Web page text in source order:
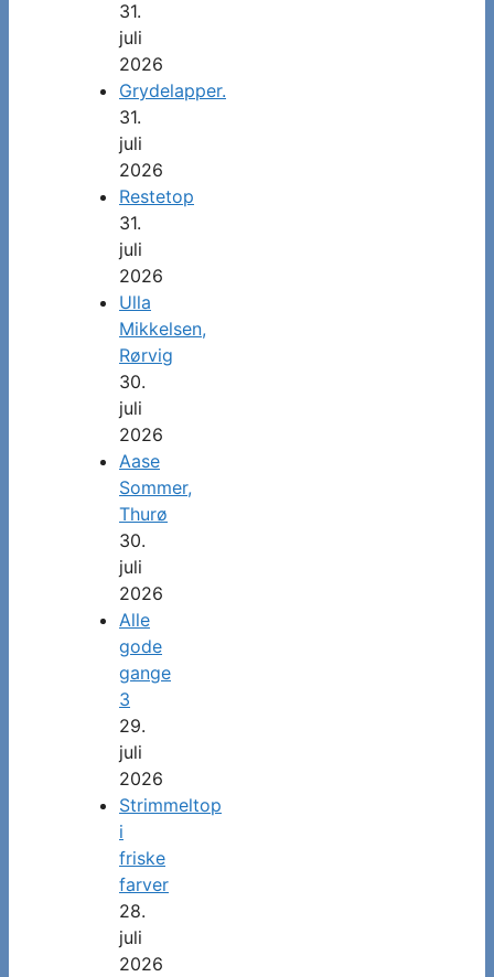
31.
juli
2026
Grydelapper.
31.
juli
2026
Restetop
31.
juli
2026
Ulla
Mikkelsen,
Rørvig
30.
juli
2026
Aase
Sommer,
Thurø
30.
juli
2026
Alle
gode
gange
3
29.
juli
2026
Strimmeltop
i
friske
farver
28.
juli
2026